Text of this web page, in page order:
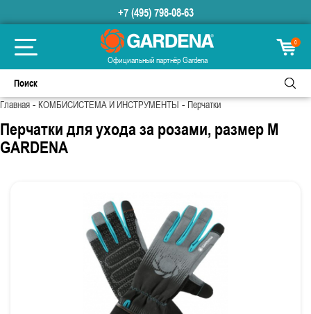
+7 (495) 798-08-63
Официальный партнёр Gardena
0
Главная-КОМБИСИСТЕМА И ИНСТРУМЕНТЫ-Перчатки
Перчатки для ухода за розами, размер M
GARDENA